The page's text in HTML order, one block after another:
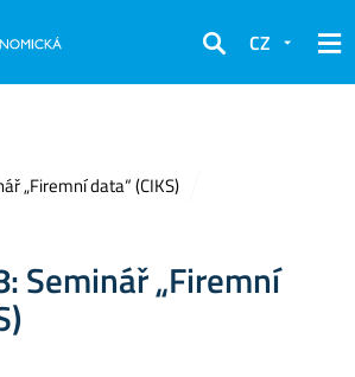
Hledat
CZ
„Firemní data“ (CIKS)
Seminář „Firemní